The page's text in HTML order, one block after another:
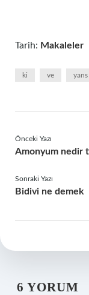
Tarih: Makaleler
ki ve yans
Önceki Yazı
Amonyum nedir
Sonraki Yazı
Bidivi ne demek
6 YORUM